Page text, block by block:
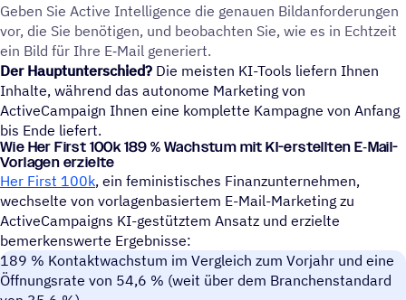
Geben Sie Active Intel­li­gence die genauen Bild­an­for­de­run­gen
vor, die Sie benö­ti­gen, und beob­ach­ten Sie, wie es in Echt­zeit
ein Bild für Ihre E‑Mail generiert.
Der Hauptunterschied? Die meisten KI-Tools liefern Ihnen
Inhalte, während das autonome Marketing von
ActiveCampaign Ihnen eine komplette Kampagne von Anfang
bis Ende liefert.
Wie Her First 100k 189 % Wachs­tum mit KI-erstell­ten E‑Mail-
Vorla­gen erzielte
Her First 100k, ein feministisches Finanzunternehmen,
wechselte von vorlagenbasiertem E-Mail-Marketing zu
ActiveCampaigns KI-gestütztem Ansatz und erzielte
bemerkenswerte Ergebnisse:
189 % Kontaktwachstum im Vergleich zum Vorjahr und eine
Öffnungsrate von 54,6 % (weit über dem Branchenstandard